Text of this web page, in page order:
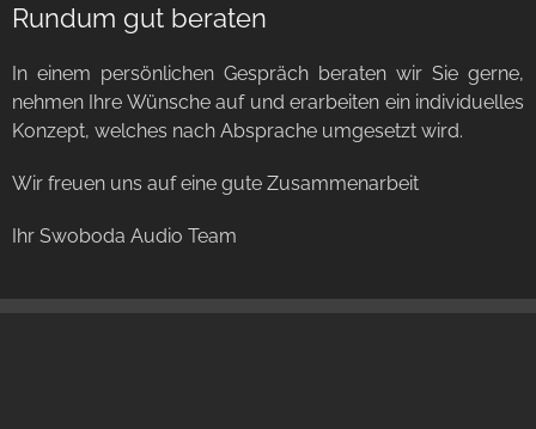
Rundum gut beraten
In einem persönlichen Gespräch beraten wir Sie gerne,
nehmen Ihre Wünsche auf und erarbeiten ein individuelles
Konzept, welches nach Absprache umgesetzt wird.
Wir freuen uns auf eine gute Zusammenarbeit
Ihr Swoboda Audio Team